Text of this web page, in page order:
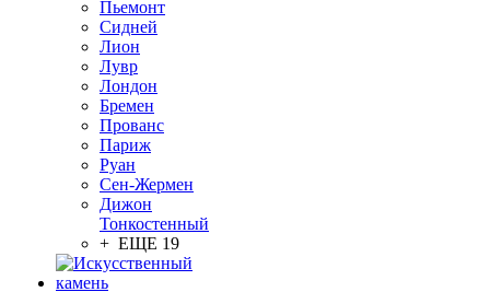
Пьемонт
Сидней
Лион
Лувр
Лондон
Бремен
Прованс
Париж
Руан
Сен-Жермен
Дижон
Тонкостенный
+ ЕЩЕ 19